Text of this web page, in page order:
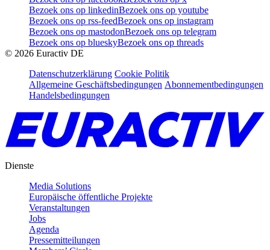
Bezoek ons op linkedinBezoek ons op youtube
Bezoek ons op rss-feedBezoek ons op instagram
Bezoek ons op mastodonBezoek ons op telegram
Bezoek ons op blueskyBezoek ons op threads
© 2026 Euractiv DE
Datenschutzerklärung Cookie Politik
Allgemeine Geschäftsbedingungen Abonnementbedingungen
Handelsbedingungen
Dienste
Media Solutions
Europäische öffentliche Projekte
Veranstaltungen
Jobs
Agenda
Pressemitteilungen